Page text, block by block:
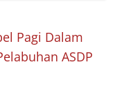
Pagi Dalam
ASDP